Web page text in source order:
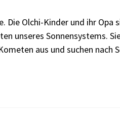
Die Olchi-Kinder und ihr
unseres Sonnensystems.
aus und suchen nach